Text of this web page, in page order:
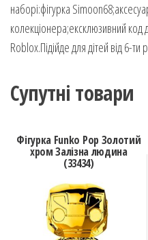
наборі:фігурка
колекціонера;ексклюзивний код
Roblox.Підійде для дітей від 6-ти
Супутні товари
Фігурка Funko Pop Золотий
хром Залізна людина
(33434)